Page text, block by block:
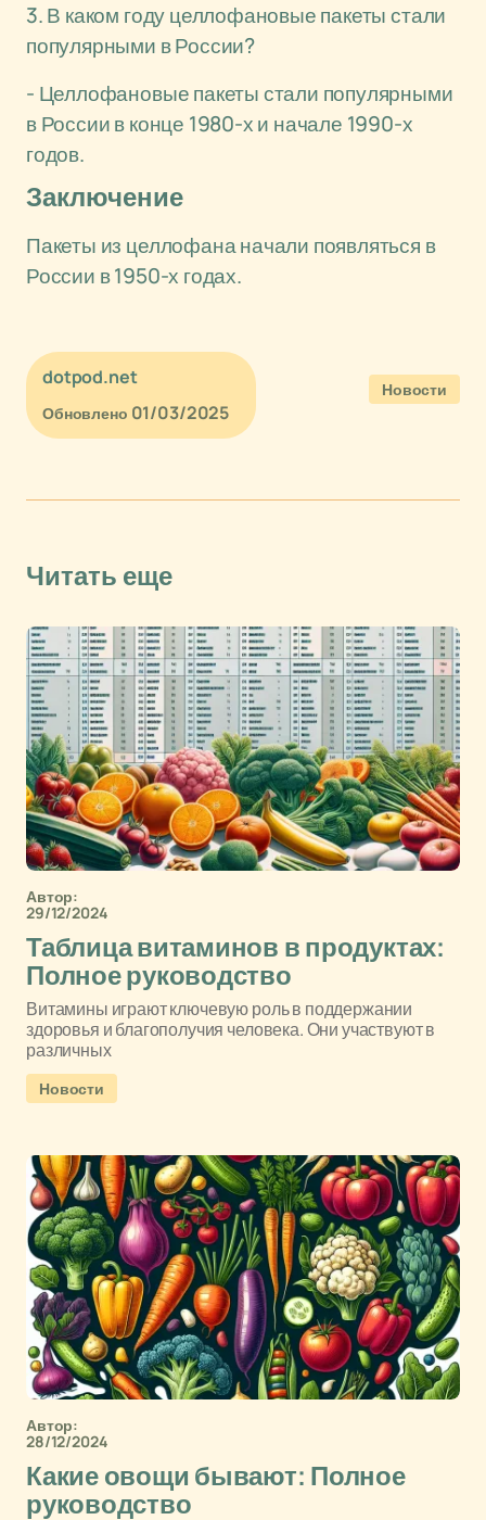
3. В каком году целлофановые пакеты стали
популярными в России?
- Целлофановые пакеты стали популярными
в России в конце 1980-х и начале 1990-х
годов.
Заключение
Пакеты из целлофана начали появляться в
России в 1950-х годах.
dotpod.net
Обновлено 01/03/2025
Новости
Читать еще
Автор:
29/12/2024
Таблица витаминов в продуктах:
Полное руководство
Витамины играют ключевую роль в поддержании
здоровья и благополучия человека. Они участвуют в
различных
Новости
Автор:
28/12/2024
Какие овощи бывают: Полное
руководство